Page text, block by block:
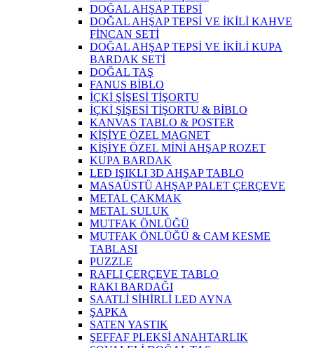
DOĞAL AHŞAP TEPSİ
DOĞAL AHŞAP TEPSİ VE İKİLİ KAHVE
FİNCAN SETİ
DOĞAL AHŞAP TEPSİ VE İKİLİ KUPA
BARDAK SETİ
DOĞAL TAŞ
FANUS BİBLO
İÇKİ ŞİŞESİ TİŞORTU
İÇKİ ŞİŞESİ TİŞORTU & BİBLO
KANVAS TABLO & POSTER
KİŞİYE ÖZEL MAGNET
KİŞİYE ÖZEL MİNİ AHŞAP ROZET
KUPA BARDAK
LED IŞIKLI 3D AHŞAP TABLO
MASAÜSTÜ AHŞAP PALET ÇERÇEVE
METAL ÇAKMAK
METAL SULUK
MUTFAK ÖNLÜĞÜ
MUTFAK ÖNLÜĞÜ & CAM KESME
TABLASI
PUZZLE
RAFLI ÇERÇEVE TABLO
RAKI BARDAĞI
SAATLİ SİHİRLİ LED AYNA
ŞAPKA
SATEN YASTIK
ŞEFFAF PLEKSİ ANAHTARLIK